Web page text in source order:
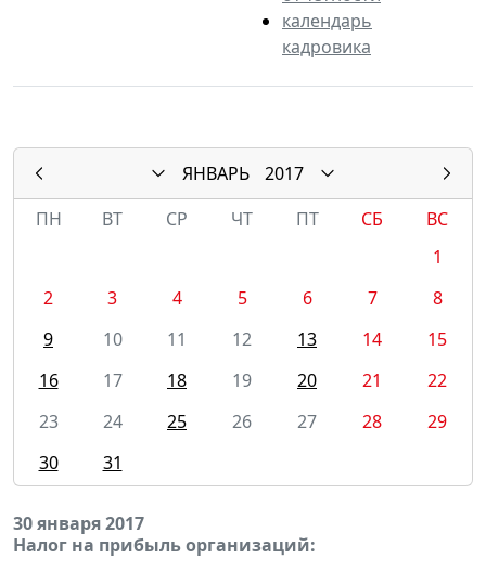
календарь
кадровика
ЯНВАРЬ
2017
ПН
ВТ СР ЧТ ПТ СБ
ВС
1
2
3 4 5 6 7
8
9
10 11 12 13 14
15
16
17 18 19 20 21
22
23
24 25 26 27 28
29
30
31
30 января 2017
Налог на прибыль организаций: